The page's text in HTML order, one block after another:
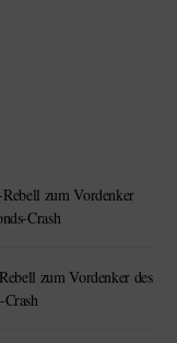
zum Vordenker
Crash
zum Vordenker des